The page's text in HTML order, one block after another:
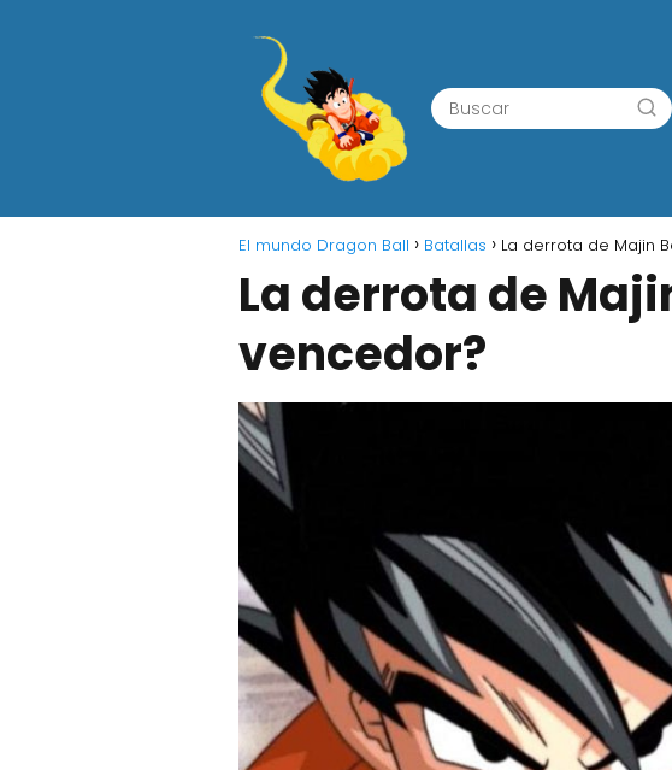
El mundo Dragon Ball Batallas La derrota de Majin
La derrota de
vencedor?